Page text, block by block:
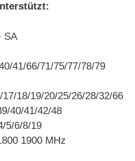
SA
41/66/71/75/77/78/79
18/19/20/25/26/28/32/66
40/41/42/48
5/6/8/19
1900 MHz